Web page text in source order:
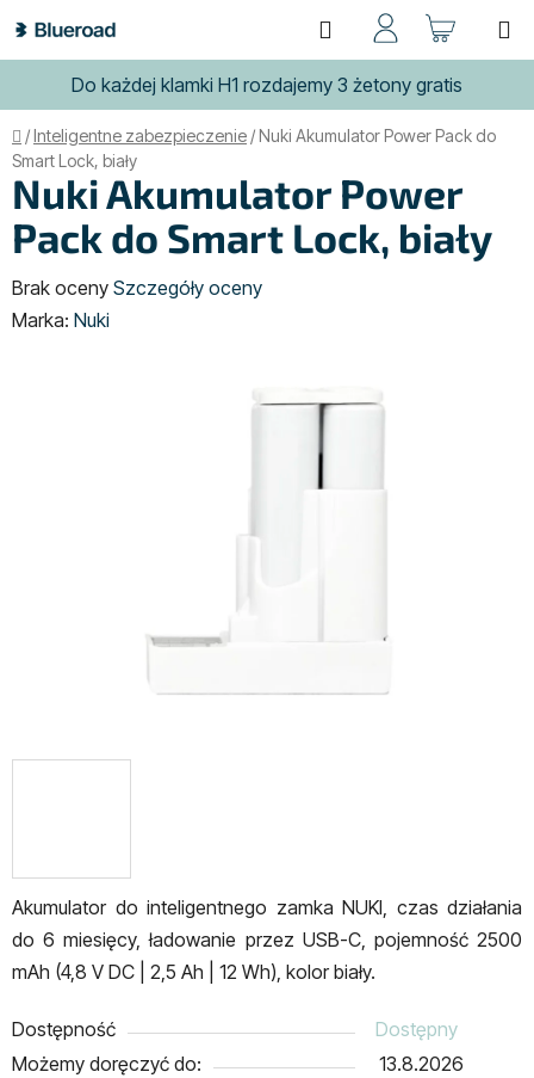
do
treści
Do każdej klamki H1 rozdajemy 3 żetony gratis
Szukaj
Home
/Inteligentne zabezpieczenie /Nuki Akumulator Power Pack do
Smart Lock, biały
Akumulator do inteligentnego zamka NUKI, czas działania
do 6 miesięcy, ładowanie przez USB-C, pojemność 2500
mAh (4,8 V DC | 2,5 Ah | 12 Wh), kolor biały.
Dostępność
Dostępny
Możemy doręczyć do:
13.8.2026
Nuki Akumulator Power
Pack do Smart Lock, biały
Średnia
ocena
Brak oceny Szczegóły oceny
Marka: Nuki